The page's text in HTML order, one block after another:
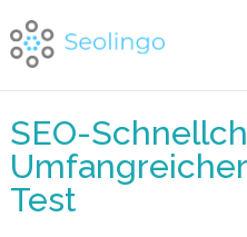
SEO-
Test